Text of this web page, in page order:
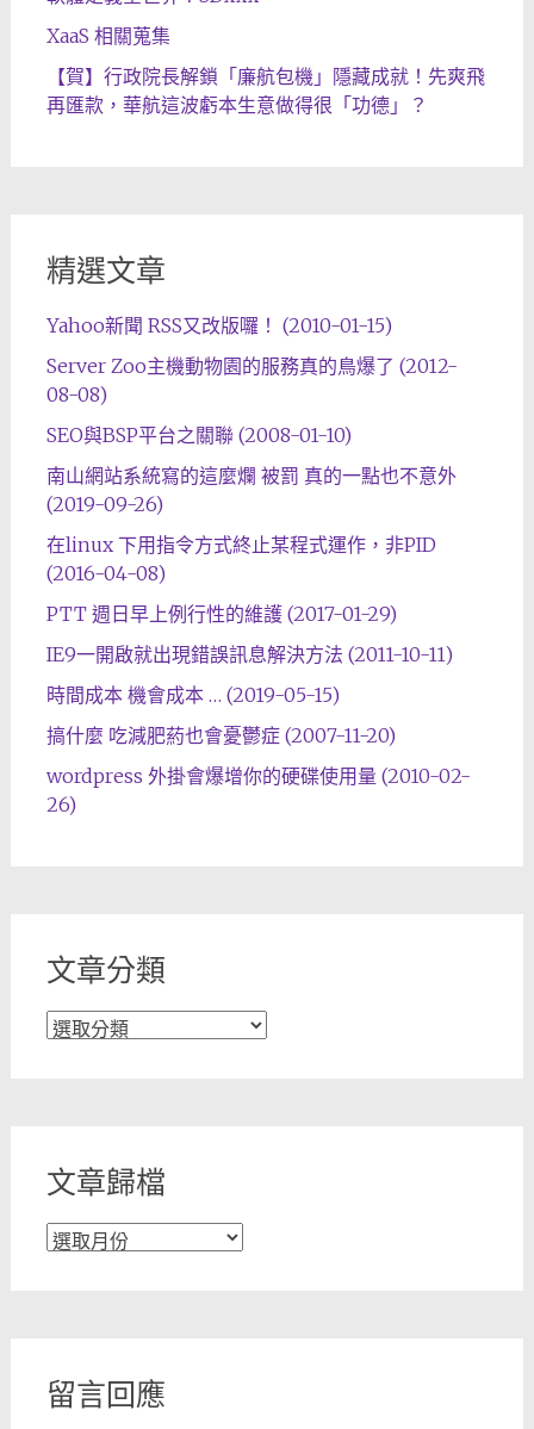
XaaS 相關蒐集
【賀】行政院長解鎖「廉航包機」隱藏成就！先爽飛
再匯款，華航這波虧本生意做得很「功德」？
精選文章
Yahoo新聞 RSS又改版囉！ (2010-01-15)
Server Zoo主機動物園的服務真的鳥爆了 (2012-
08-08)
SEO與BSP平台之關聯 (2008-01-10)
南山網站系統寫的這麼爛 被罰 真的一點也不意外
(2019-09-26)
在linux 下用指令方式終止某程式運作，非PID
(2016-04-08)
PTT 週日早上例行性的維護 (2017-01-29)
IE9一開啟就出現錯誤訊息解決方法 (2011-10-11)
時間成本 機會成本 … (2019-05-15)
搞什麼 吃減肥葯也會憂鬱症 (2007-11-20)
wordpress 外掛會爆增你的硬碟使用量 (2010-02-
26)
文章分類
文
文章歸檔
文
留言回應